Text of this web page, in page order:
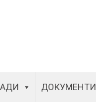
ДОКУМЕНТИ